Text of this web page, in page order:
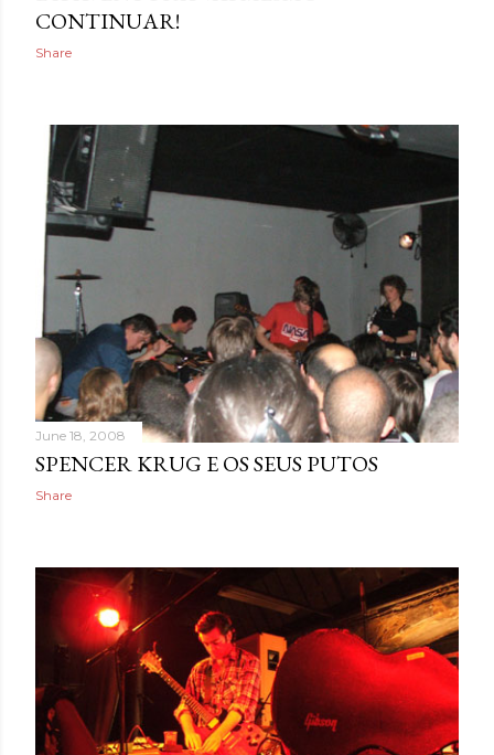
CONTINUAR!
Share
June 18, 2008
SPENCER KRUG E OS SEUS PUTOS
Share